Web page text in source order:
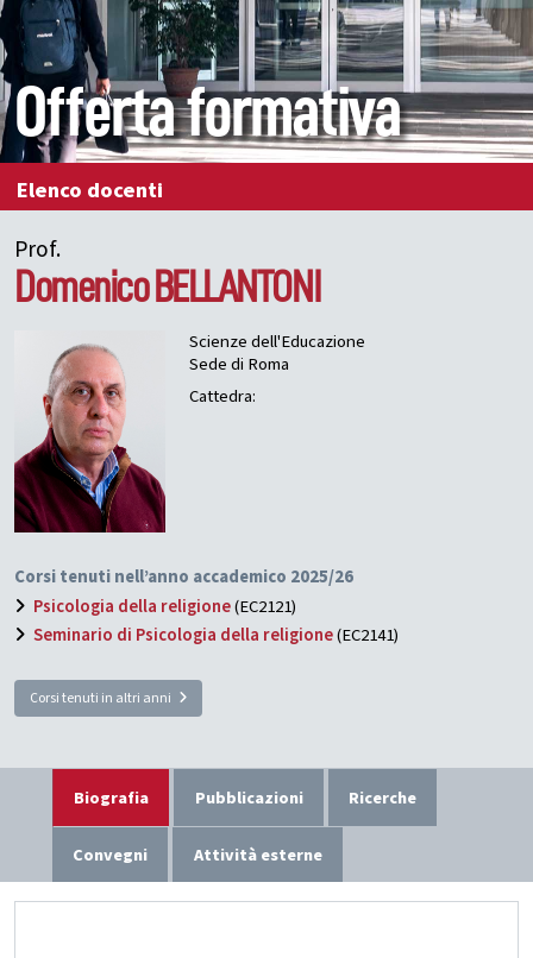
Offerta formativa
Elenco docenti
Prof.
Domenico BELLANTONI
Scienze dell'Educazione
Sede di Roma
Cattedra:
Corsi tenuti nell’anno accademico 2025/26
Psicologia della religione(EC2121)
Seminario di Psicologia della religione(EC2141)
Corsi tenuti in altri anni
Biografia Pubblicazioni Ricerche
Convegni Attività esterne